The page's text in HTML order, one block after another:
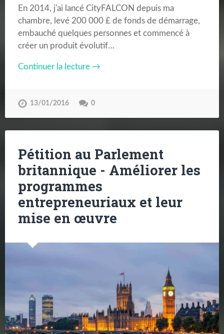
En 2014, j'ai lancé CityFALCON depuis ma
chambre, levé 200 000 £ de fonds de démarrage,
embauché quelques personnes et commencé à
créer un produit évolutif…
Continuer la lecture →
13/01/2016 0
Pétition au Parlement
britannique - Améliorer les
programmes
entrepreneuriaux et leur
mise en œuvre